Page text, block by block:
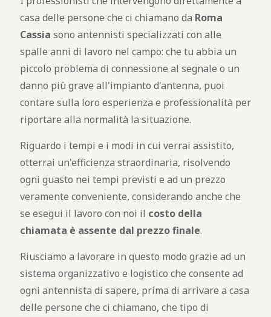
casa delle persone che ci chiamano da Roma
Cassia sono antennisti specializzati con alle
spalle anni di lavoro nel campo: che tu abbia un
piccolo problema di connessione al segnale o un
danno più grave all'impianto d'antenna, puoi
contare sulla loro esperienza e professionalità per
riportare alla normalità la situazione.
Riguardo i tempi e i modi in cui verrai assistito,
otterrai un'efficienza straordinaria, risolvendo
ogni guasto nei tempi previsti e ad un prezzo
veramente conveniente, considerando anche che
se esegui il lavoro con noi il costo della
chiamata è assente dal prezzo finale.
Riusciamo a lavorare in questo modo grazie ad un
sistema organizzativo e logistico che consente ad
ogni antennista di sapere, prima di arrivare a casa
delle persone che ci chiamano, che tipo di